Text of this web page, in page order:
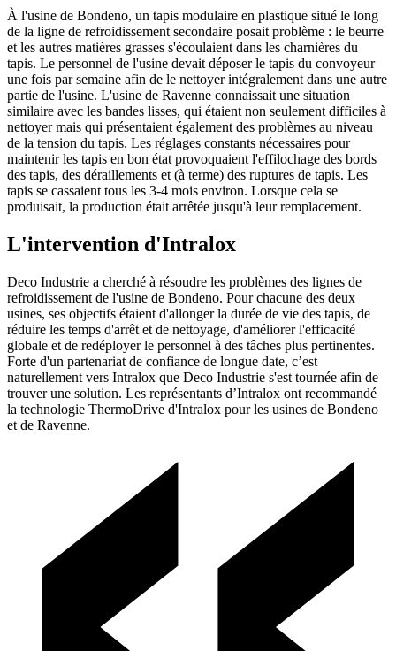
À l'usine de Bondeno, un tapis modulaire en plastique situé le long
de la ligne de refroidissement secondaire posait problème : le beurre
et les autres matières grasses s'écoulaient dans les charnières du
tapis. Le personnel de l'usine devait déposer le tapis du convoyeur
une fois par semaine afin de le nettoyer intégralement dans une autre
partie de l'usine. L'usine de Ravenne connaissait une situation
similaire avec les bandes lisses, qui étaient non seulement difficiles à
nettoyer mais qui présentaient également des problèmes au niveau
de la tension du tapis. Les réglages constants nécessaires pour
maintenir les tapis en bon état provoquaient l'effilochage des bords
des tapis, des déraillements et (à terme) des ruptures de tapis. Les
tapis se cassaient tous les 3-4 mois environ. Lorsque cela se
produisait, la production était arrêtée jusqu'à leur remplacement.
L'intervention d'Intralox
Deco Industrie a cherché à résoudre les problèmes des lignes de
refroidissement de l'usine de Bondeno. Pour chacune des deux
usines, ses objectifs étaient d'allonger la durée de vie des tapis, de
réduire les temps d'arrêt et de nettoyage, d'améliorer l'efficacité
globale et de redéployer le personnel à des tâches plus pertinentes.
Forte d'un partenariat de confiance de longue date, c’est
naturellement vers Intralox que Deco Industrie s'est tournée afin de
trouver une solution. Les représentants d’Intralox ont recommandé
la technologie ThermoDrive d'Intralox pour les usines de Bondeno
et de Ravenne.